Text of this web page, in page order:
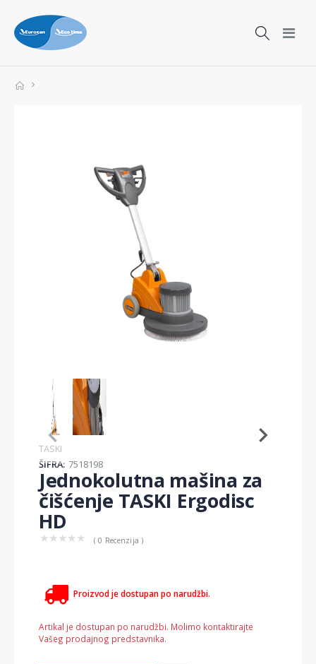
Item
1
of
2
TASKI
ŠIFRA: 7518198
Jednokolutna mašina za
čišćenje TASKI Ergodisc
HD
★ ★ ★ ★ ★ ( 0 Recenzija )
Proizvod je dostupan po narudžbi.
Artikal je dostupan po narudžbi. Molimo kontaktirajte
Vašeg prodajnog predstavnika.